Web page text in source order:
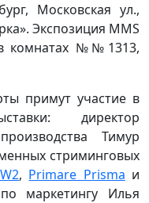
Московская ул.,
Экспозиция MMS
в комнатах №№1313,
примут участие в
директор
Тимур
стриминговых
, Primare Prisma и
маркетингу Илья